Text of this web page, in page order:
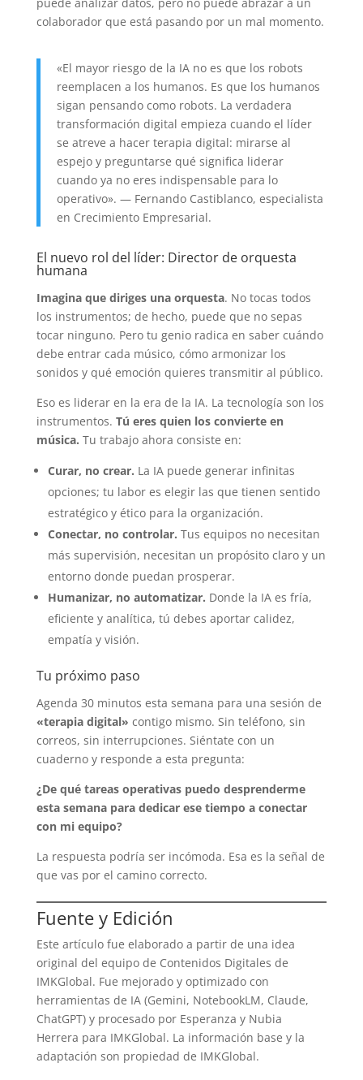
colaborador que está pasando por un mal momento.
«El mayor riesgo de la IA no es que los robots
reemplacen a los humanos. Es que los humanos
sigan pensando como robots. La verdadera
transformación digital empieza cuando el líder
se atreve a hacer terapia digital: mirarse al
espejo y preguntarse qué significa liderar
cuando ya no eres indispensable para lo
operativo». — Fernando Castiblanco, especialista
en Crecimiento Empresarial.
El nuevo rol del líder: Director de orquesta
humana
Imagina que diriges una orquesta. No tocas todos
los instrumentos; de hecho, puede que no sepas
tocar ninguno. Pero tu genio radica en saber cuándo
debe entrar cada músico, cómo armonizar los
sonidos y qué emoción quieres transmitir al público.
Eso es liderar en la era de la IA. La tecnología son los
instrumentos. Tú eres quien los convierte en
música. Tu trabajo ahora consiste en:
Curar, no crear. La IA puede generar infinitas
opciones; tu labor es elegir las que tienen sentido
estratégico y ético para la organización.
Conectar, no controlar. Tus equipos no necesitan
más supervisión, necesitan un propósito claro y un
entorno donde puedan prosperar.
Humanizar, no automatizar. Donde la IA es fría,
eficiente y analítica, tú debes aportar calidez,
empatía y visión.
Tu próximo paso
Agenda 30 minutos esta semana para una sesión de
«terapia digital» contigo mismo. Sin teléfono, sin
correos, sin interrupciones. Siéntate con un
cuaderno y responde a esta pregunta:
¿De qué tareas operativas puedo desprenderme
esta semana para dedicar ese tiempo a conectar
con mi equipo?
La respuesta podría ser incómoda. Esa es la señal de
que vas por el camino correcto.
Fuente y Edición
Este artículo fue elaborado a partir de una idea
original del equipo de Contenidos Digitales de
IMKGlobal. Fue mejorado y optimizado con
herramientas de IA (Gemini, NotebookLM, Claude,
ChatGPT) y procesado por Esperanza y Nubia
Herrera para IMKGlobal. La información base y la
adaptación son propiedad de IMKGlobal.